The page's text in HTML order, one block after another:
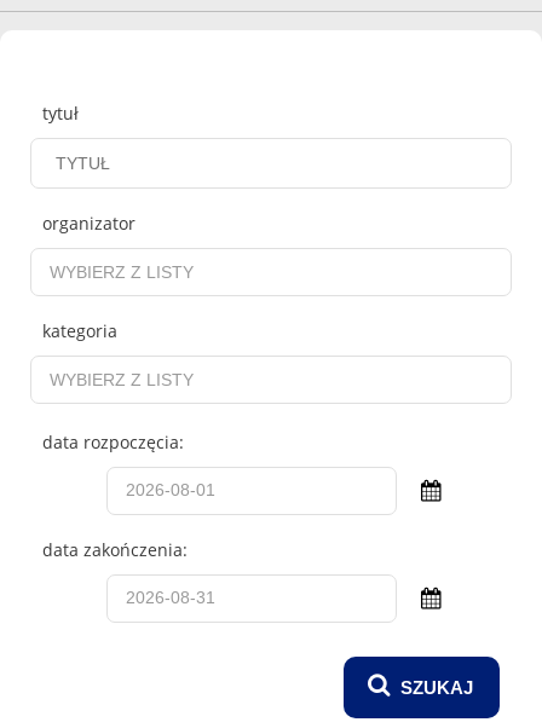
tytuł
organizator
kategoria
data rozpoczęcia:
data zakończenia: